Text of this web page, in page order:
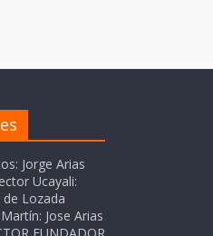
Jorge Arias
Ucayali:
Lozada
Jose Arias